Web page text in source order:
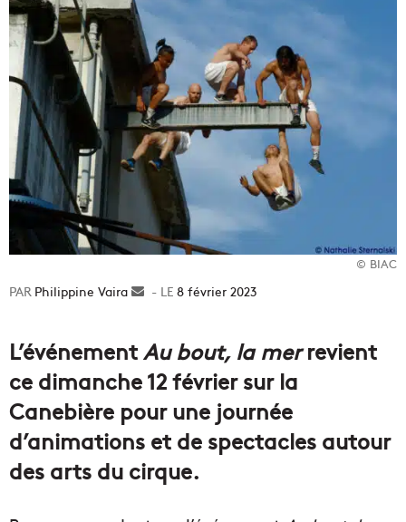
© BIAC
Philippine Vaira
Envoyer8 février 2023
L’événementAu bout, la merrevient
ce dimanche 12 février sur la
Canebière pour une journée
d’animations et de spectacles autour
des arts du cirque.